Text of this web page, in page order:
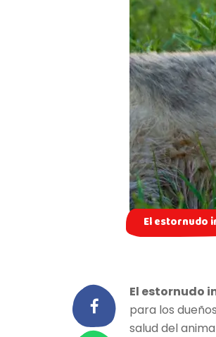
El estornudo
El estornudo
para los
salud del